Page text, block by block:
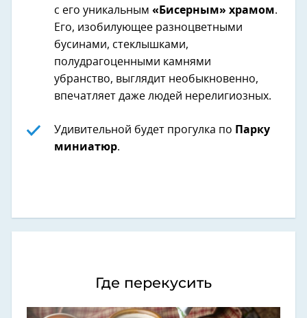
с его уникальным «Бисерным» храмом.
Его, изобилующее разноцветными
бусинами, стеклышками,
полудрагоценными камнями
убранство, выглядит необыкновенно,
впечатляет даже людей нерелигиозных.
Удивительной будет прогулка по Парку
миниатюр.
Где перекусить